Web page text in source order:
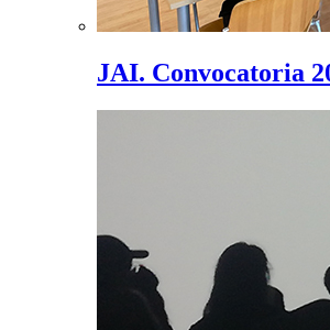
JAI. Convocatoria